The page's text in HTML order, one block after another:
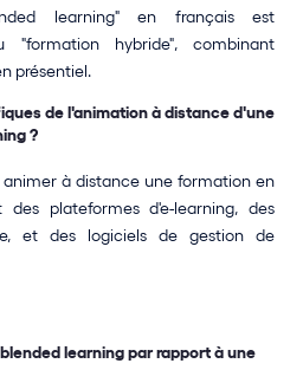
learning" en français est
"formation hybride", combinant
présentiel.
de l'animation à distance d'une
?
à distance une formation en
des plateformes d'e-learning, des
et des logiciels de gestion de
learning par rapport à une